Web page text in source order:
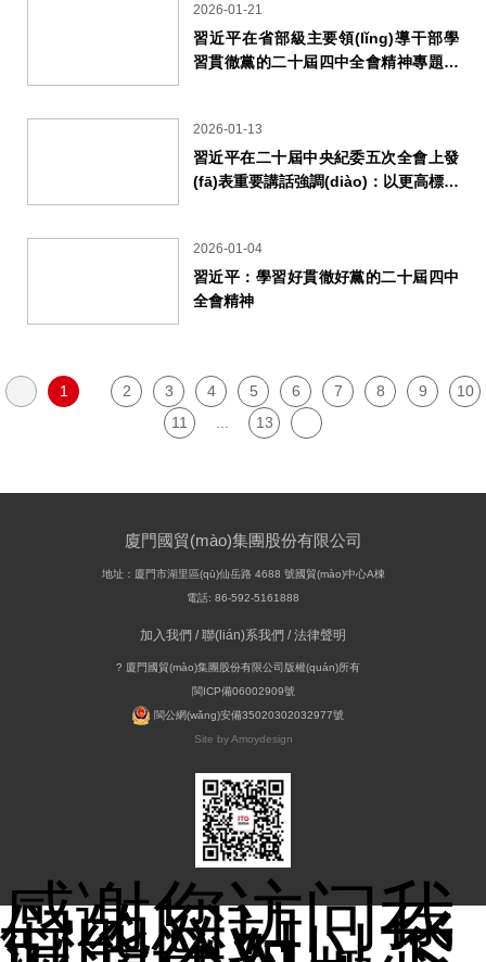
2026-01-21
習近平在省部級主要領(lǐng)導干部學
習貫徹黨的二十屆四中全會精神專題研
2026-01-13
習近平在二十屆中央紀委五次全會上發
(fā)表重要講話強調(diào)：以更高標準
堅強保障
2026-01-04
習近平：學習好貫徹好黨的二十屆四中
全會精神
1 2 3 4 5 6 7 8 9
10
11
13
廈門國貿(mào)集團股份有限公司
地址：廈門市湖里區(qū)仙岳路 4688 號國貿(mào)中心A棟
電話: 86-592-5161888
加入我們 /聯(lián)系我們 /法律聲明
? 廈門國貿(mào)集團股份有限公司版權(quán)所有
閩ICP備06002909號
閩公網(wǎng)安備35020302032977號
Site by Amoydesign
感谢您访问我
们的网站，您